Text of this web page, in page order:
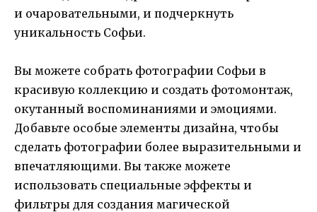
и очаровательными, и подчеркнуть
уникальность Софьи.
Вы можете собрать фотографии Софьи в
красивую коллекцию и создать фотомонтаж,
окутанный воспоминаниями и эмоциями.
Добавьте особые элементы дизайна, чтобы
сделать фотографии более выразительными и
впечатляющими. Вы также можете
использовать специальные эффекты и
фильтры для создания магической